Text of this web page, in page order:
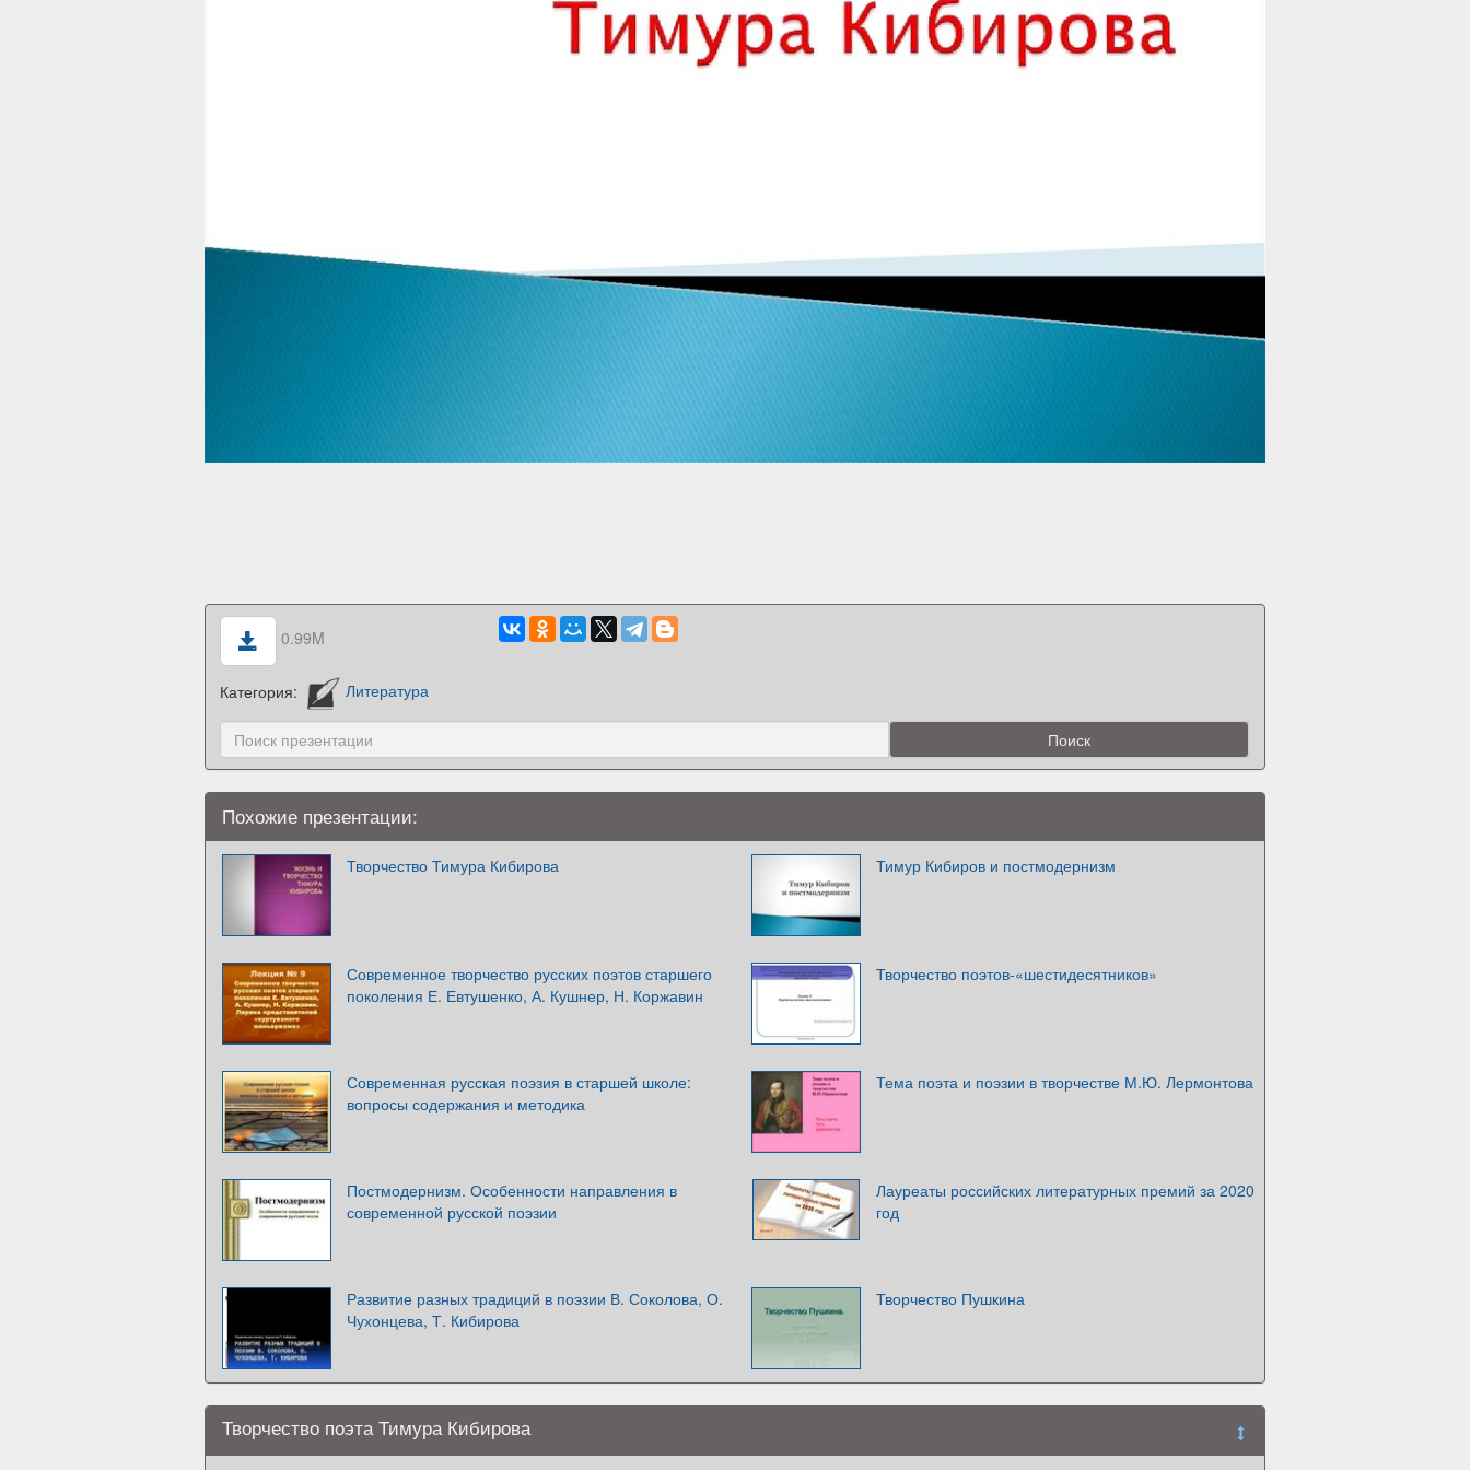
0.99M
Категория: Литература
Похожие презентации:
Творчество Тимура Кибирова Тимур Кибиров и постмодернизм
Современное творчество русских поэтов старшего
поколения Е. Евтушенко, А. Кушнер, Н. Коржавин
Творчество поэтов-«шестидесятников»
Современная русская поэзия в старшей школе:
вопросы содержания и методика
Тема поэта и поэзии в творчестве М.Ю. Лермонтова
Постмодернизм. Особенности направления в
современной русской поэзии
Лауреаты российских литературных премий за 2020
год
Развитие разных традиций в поэзии В. Соколова, О.
Чухонцева, Т. Кибирова
Творчество Пушкина
Творчество поэта Тимура Кибирова